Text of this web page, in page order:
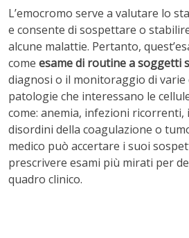
L’emocromo serve a valutare lo
e consente di sospettare o
alcune malattie. Pertanto,
come esame di routine a soggetti
diagnosi o il monitoraggio di varie
patologie che interessano le
come: anemia, infezioni ricorrenti,
disordini della coagulazione o
medico può accertare i suoi
prescrivere esami più mirati per
quadro clinico.